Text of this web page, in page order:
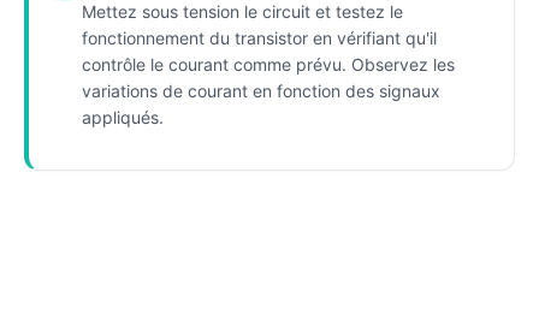
Mettez sous tension le circuit et testez le
fonctionnement du transistor en vérifiant qu'il
contrôle le courant comme prévu. Observez les
variations de courant en fonction des signaux
appliqués.